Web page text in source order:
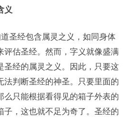
义
圣经包含属灵之义，如同身体
评估圣经。然而，字义就像盛满
圣经的属灵之义。因此，只要这
法判断圣经的神圣。只要里面的
么只能根据看得见的箱子外表的
子，这也就不足为奇了。圣经的